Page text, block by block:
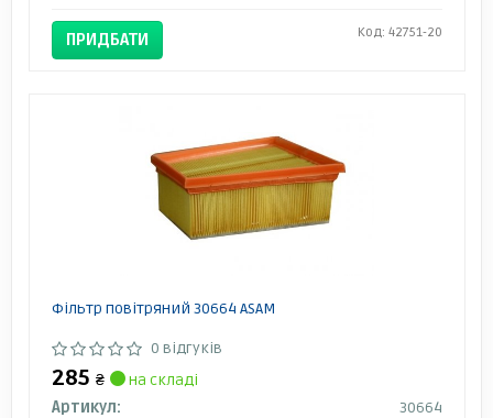
ПРИДБАТИ Код: 42751-20
Фільтр повітряний 30664 ASAM
0 відгуків
285 ₴
на складі
Артикул:
30664